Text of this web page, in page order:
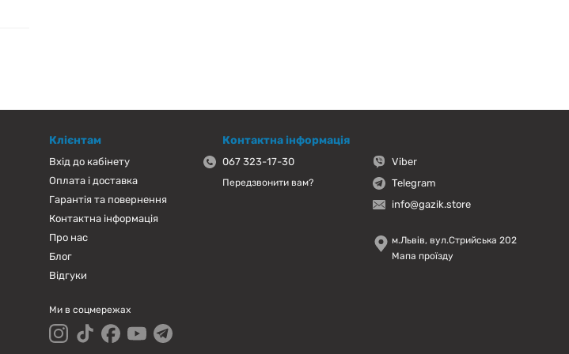
Клієнтам
Вхід до кабінету
Оплата і доставка
Гарантія та повернення
Контактна інформація
Про нас
Блог
Відгуки
Ми в соцмережах
Контактна інформація
067 323-17-30
Передзвонити вам?
Viber
Telegram
info@gazik.store
м.Львів, вул.Стрийська 202
Мапа проїзду